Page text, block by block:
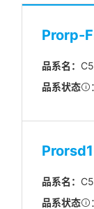
Prorp-
品系名：
品系状态
品系名：
品系状态